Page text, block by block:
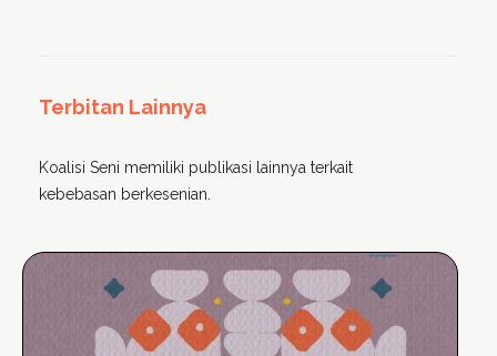
Terbitan Lainnya
Koalisi Seni memiliki publikasi lainnya terkait
kebebasan berkesenian.